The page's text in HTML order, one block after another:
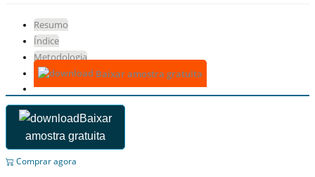
Resumo
Índice
Metodologia
Baixar amostra gratuita
Baixar
amostra gratuita
Comprar agora